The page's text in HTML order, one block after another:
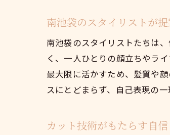
南池袋のスタイリストが
南池袋のスタイリストたちは
く、一人ひとりの顔立ちやラ
最大限に活かすため、髪質や
スにとどまらず、自己表現の
カット技術がもたらす自